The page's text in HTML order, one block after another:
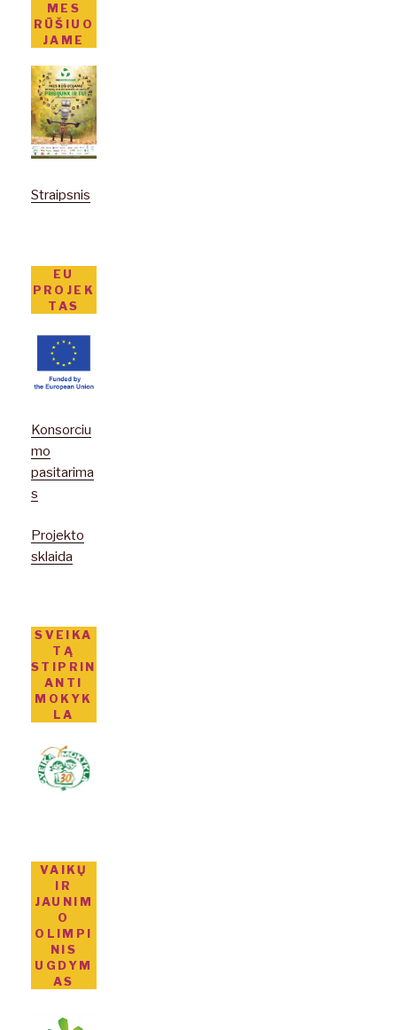
MES
RŪŠIUO
JAME
Straipsnis
EU
PROJEK
TAS
Konsorciu
mo
pasitarima
s
Projekto
sklaida
SVEIKA
TĄ
STIPRIN
ANTI
MOKYK
LA
VAIKŲ
IR
JAUNIM
O
OLIMPI
NIS
UGDYM
AS